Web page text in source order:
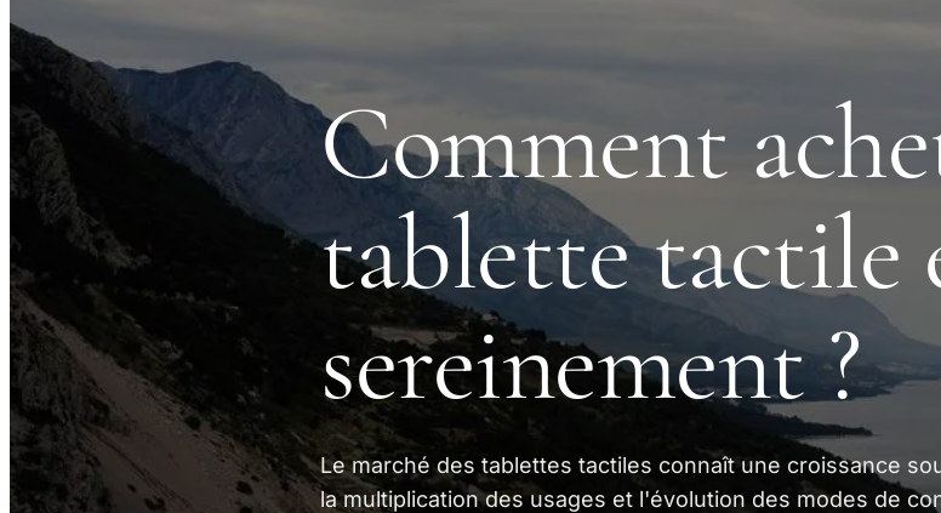
Comment
tablette tactile
sereinement ?
Le marché des tablettes tactiles connaît une croissance
la multiplication des usages et l'évolution des modes de